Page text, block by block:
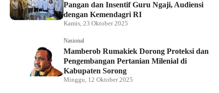
Pangan dan Insentif Guru Ngaji, Audiensi
dengan Kemendagri RI
Kamis, 23 Oktober 2025
Nasional
Mamberob Rumakiek Dorong Proteksi dan
Pengembangan Pertanian Milenial di
Kabupaten Sorong
Minggu, 12 Oktober 2025